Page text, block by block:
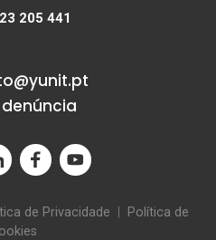
205 441
de Privacidade
Política de